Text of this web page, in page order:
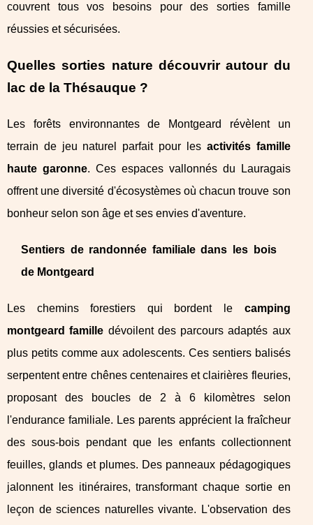
couvrent tous vos besoins pour des sorties famille
réussies et sécurisées.
Quelles sorties nature découvrir autour du
lac de la Thésauque ?
Les forêts environnantes de Montgeard révèlent un
terrain de jeu naturel parfait pour les activités famille
haute garonne. Ces espaces vallonnés du Lauragais
offrent une diversité d'écosystèmes où chacun trouve son
bonheur selon son âge et ses envies d'aventure.
Sentiers de randonnée familiale dans les bois
de Montgeard
Les chemins forestiers qui bordent le camping
montgeard famille dévoilent des parcours adaptés aux
plus petits comme aux adolescents. Ces sentiers balisés
serpentent entre chênes centenaires et clairières fleuries,
proposant des boucles de 2 à 6 kilomètres selon
l'endurance familiale. Les parents apprécient la fraîcheur
des sous-bois pendant que les enfants collectionnent
feuilles, glands et plumes. Des panneaux pédagogiques
jalonnent les itinéraires, transformant chaque sortie en
leçon de sciences naturelles vivante. L'observation des